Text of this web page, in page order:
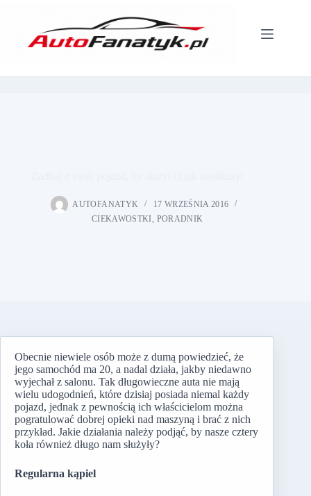
AUTOFANATYK
17 WRZEŚNIA 2016
CIEKAWOSTKI, PORADNIK
Obecnie niewiele osób może z dumą powiedzieć, że
jego samochód ma 20, a nadal działa, jakby niedawno
wyjechał z salonu. Tak długowieczne auta nie mają
wielu udogodnień, które dzisiaj posiada niemal każdy
pojazd, jednak z pewnością ich właścicielom można
pogratulować dobrej opieki nad maszyną i brać z nich
przykład. Jakie działania należy podjąć, by nasze cztery
koła również długo nam służyły?
Regularna kąpiel